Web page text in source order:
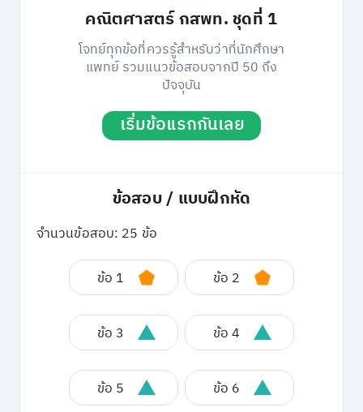
คณิตศาสตร์ กสพท. ชุดที่ 1
โจทย์ทุกข้อที่ควรรู้สำหรับว่าที่นักศึกษา
แพทย์ รวมแนวข้อสอบจากปี 50 ถึง
ปัจจุบัน
เริ่มข้อแรกกันเลย
ข้อสอบ / แบบฝึกหัด
จำนวนข้อสอบ: 25 ข้อ
ข้อ 1 ข้อ 2
ข้อ 3 ข้อ 4
ข้อ 5 ข้อ 6